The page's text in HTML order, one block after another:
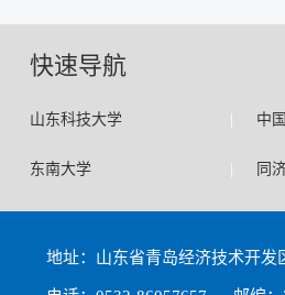
快速导航
山东科技大学 | 中
东南大学 | 同
地址：山东省青岛经济技术开